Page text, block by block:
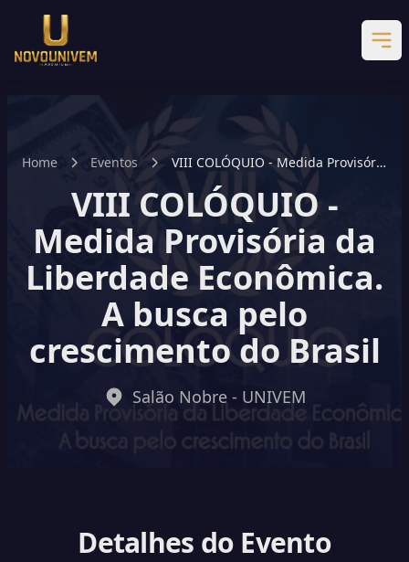
Home Eventos
VIII COLÓQUIO - Medida Provisória
da Liberdade Econômica. A busca
pelo crescimento do Brasil
VIII COLÓQUIO -
Medida Provisória da
Liberdade Econômica.
A busca pelo
crescimento do Brasil
Salão Nobre - UNIVEM
Detalhes do Evento